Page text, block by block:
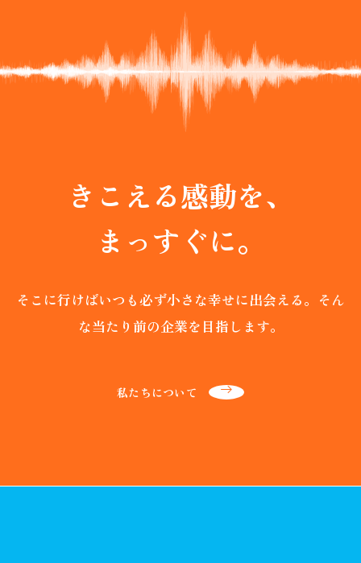
きこえる感動を、
まっすぐに。
そこに行けばいつも必ず小さな幸せに出会える。 そん
な当たり前の企業を目指します。
私たちについて